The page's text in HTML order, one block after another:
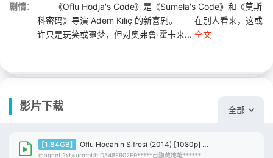
剧情：
《Oflu Hodja's Code》是《Sumela's Code》和《莫斯
科密码》导演 Adem Kılıç 的新喜剧。 在别人看来，这或
许只是玩笑或噩梦，但对奥弗鲁·霍卡来... 全文
影片下载 全部
[1.84GB] Oflu Hocanin Sifresi (2014) [1080p] [WEBRip] [5.1] [YTS.BZ]